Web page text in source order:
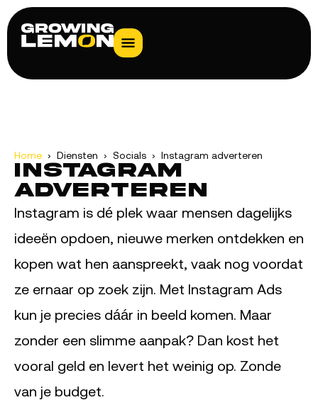
Home › Diensten › Socials › Instagram adverteren
Instagram
adverteren
Instagram is dé plek waar mensen dagelijks
ideeën opdoen, nieuwe merken ontdekken en
kopen wat hen aanspreekt, vaak nog voordat
ze ernaar op zoek zijn. Met Instagram Ads
kun je precies dáár in beeld komen. Maar
zonder een slimme aanpak? Dan kost het
vooral geld en levert het weinig op. Zonde
van je budget.